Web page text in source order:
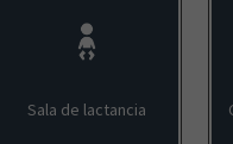
Sala de lactancia